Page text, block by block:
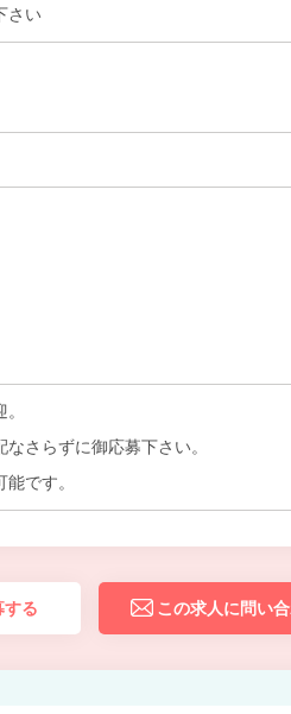
さい
さらずに御応募下さい。
です。
する この求人に問い